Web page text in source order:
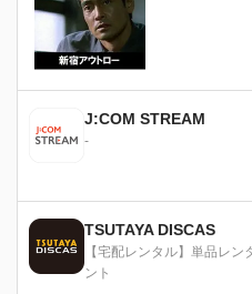
J:COM STREAM
-
TSUTAYA DISCAS
【宅配レンタル】単品レ
ント